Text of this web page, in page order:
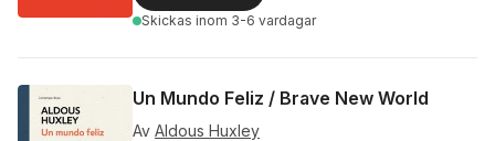
Skickas inom 3-6 vardagar
Un Mundo Feliz / Brave New World
Av Aldous Huxley